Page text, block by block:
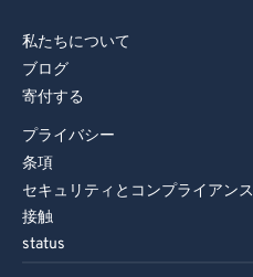
私たちについて
ブログ
寄付する
プライバシー
条項
セキュリティとコンプライアンス
接触
status